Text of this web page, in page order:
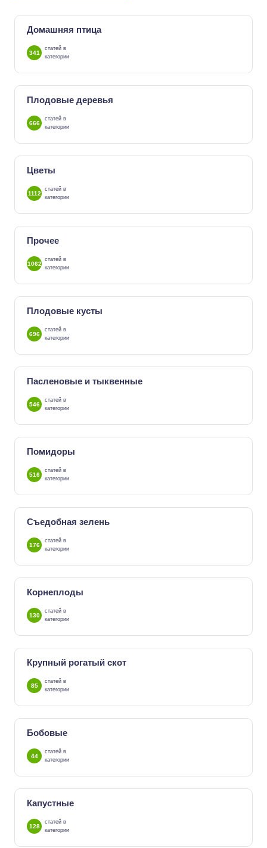
Домашняя птица
341
статей в
категории
Плодовые деревья
666
статей в
категории
Цветы
1112
статей в
категории
Прочее
1062
статей в
категории
Плодовые кусты
696
статей в
категории
Пасленовые и тыквенные
546
статей в
категории
Помидоры
516
статей в
категории
Съедобная зелень
176
статей в
категории
Корнеплоды
130
статей в
категории
Крупный рогатый скот
85
статей в
категории
Бобовые
44
статей в
категории
Капустные
128
статей в
категории